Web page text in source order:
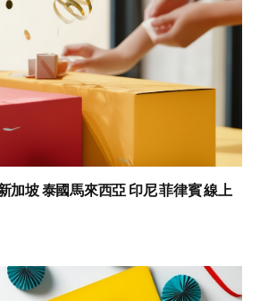
加坡 泰國馬來西亞 印尼 菲律賓 線上